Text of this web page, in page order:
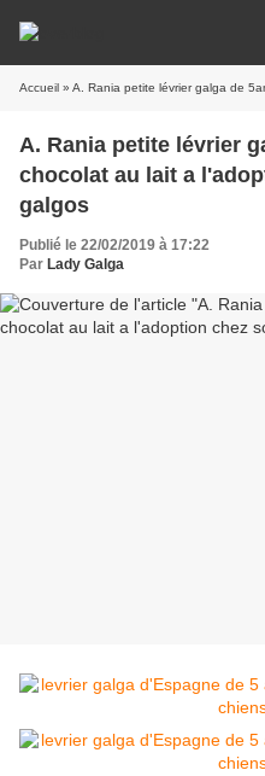
Accueil » A. Rania petite lévrier galga de 5ans,
A. Rania petite lévrier
chocolat au lait a l'adoption chez sos chiens
galgos
Publié le 22/02/2019 à 17:22
Par Lady Galga